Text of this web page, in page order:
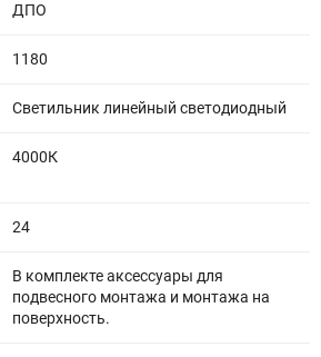
ДПО
1180
Светильник линейный светодиодный
4000К
24
В комплекте аксессуары для
подвесного монтажа и монтажа на
поверхность.